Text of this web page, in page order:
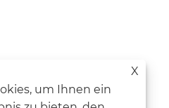
X
um Ihnen ein